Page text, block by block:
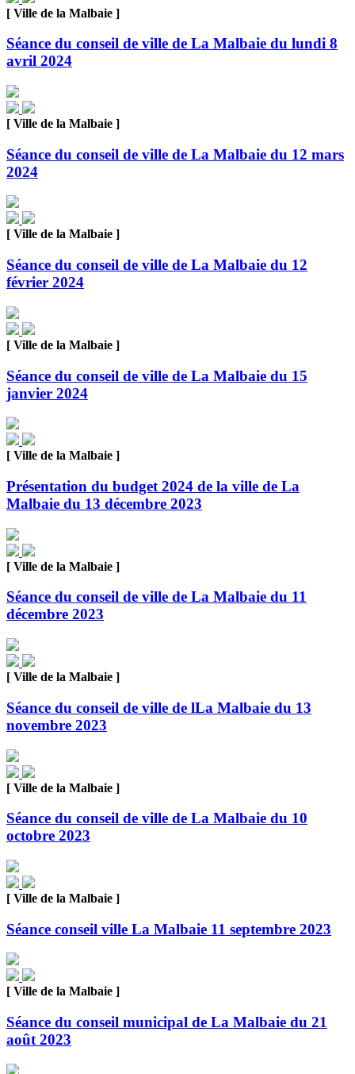
[ Ville de la Malbaie ]
Séance du conseil de ville de La Malbaie du lundi 8
avril 2024
[ Ville de la Malbaie ]
Séance du conseil de ville de La Malbaie du 12 mars
2024
[ Ville de la Malbaie ]
Séance du conseil de ville de La Malbaie du 12
février 2024
[ Ville de la Malbaie ]
Séance du conseil de ville de La Malbaie du 15
janvier 2024
[ Ville de la Malbaie ]
Présentation du budget 2024 de la ville de La
Malbaie du 13 décembre 2023
[ Ville de la Malbaie ]
Séance du conseil de ville de La Malbaie du 11
décembre 2023
[ Ville de la Malbaie ]
Séance du conseil de ville de lLa Malbaie du 13
novembre 2023
[ Ville de la Malbaie ]
Séance du conseil de ville de La Malbaie du 10
octobre 2023
[ Ville de la Malbaie ]
Séance conseil ville La Malbaie 11 septembre 2023
[ Ville de la Malbaie ]
Séance du conseil municipal de La Malbaie du 21
août 2023